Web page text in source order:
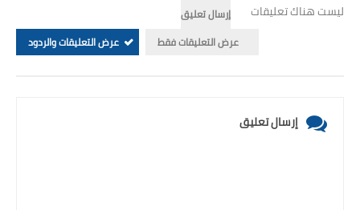
ليست هناك تعليقات
إرسال تعليق
عرض التعليقات فقط
عرض التعليقات والردود
إرسال تعليق